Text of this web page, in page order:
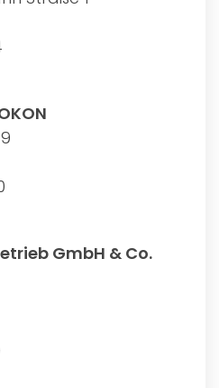
GmbH & Co.